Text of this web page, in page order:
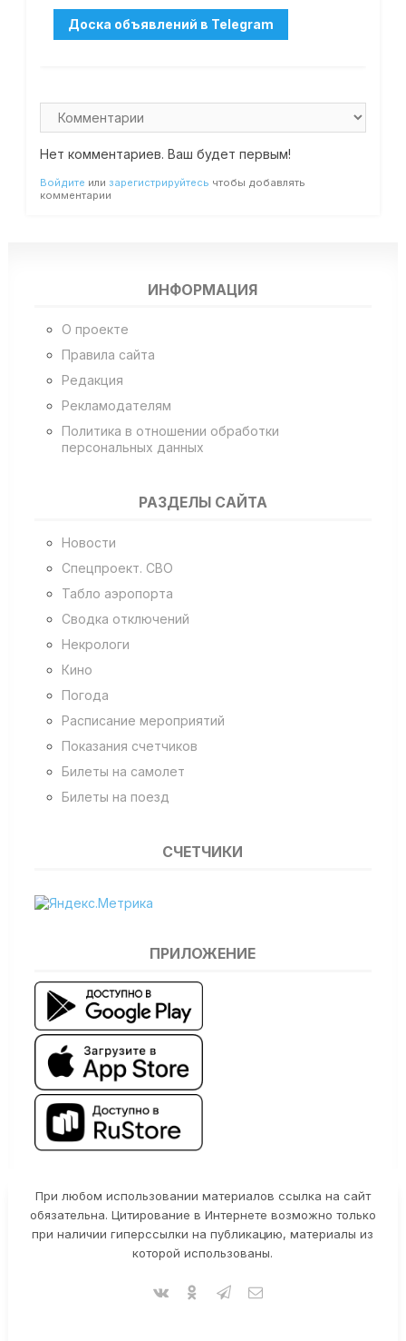
Нет комментариев. Ваш будет первым!
Войдите или зарегистрируйтесь чтобы добавлять
комментарии
ИНФОРМАЦИЯ
О проекте
Правила сайта
Редакция
Рекламодателям
Политика в отношении обработки
персональных данных
РАЗДЕЛЫ САЙТА
Новости
Спецпроект. СВО
Табло аэропорта
Сводка отключений
Некрологи
Кино
Погода
Расписание мероприятий
Показания счетчиков
Билеты на самолет
Билеты на поезд
СЧЕТЧИКИ
ПРИЛОЖЕНИЕ
При любом использовании материалов ссылка на сайт
обязательна. Цитирование в Интернете возможно только
при наличии гиперссылки на публикацию, материалы из
которой использованы.